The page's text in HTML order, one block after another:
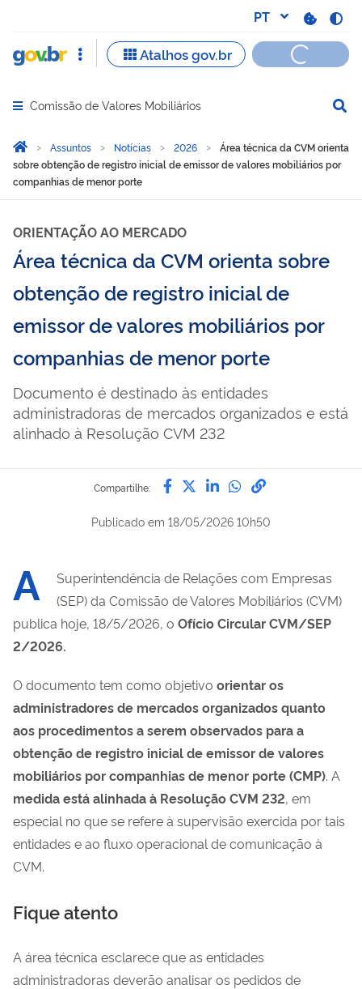
Abrir menu principal de navegação
Comissão de Valores Mobiliários
Você está aqui:
Página Inicial
Assuntos Notícias 2026
Área técnica da CVM orienta
sobre obtenção de registro inicial de emissor de valores mobiliários por
companhias de menor porte
ORIENTAÇÃO AO MERCADO
Área técnica da CVM orienta sobre
obtenção de registro inicial de
emissor de valores mobiliários por
companhias de menor porte
Documento é destinado às entidades
administradoras de mercados organizados e está
alinhado à Resolução CVM 232
Compartilhe: Compartilhe por Facebook
Compartilhe por Twitter
Compartilhe por
Compartilhe
link para
Publicado em 18/05/2026 10h50
A
Superintendência de Relações com Empresas
(SEP) da Comissão de Valores Mobiliários (CVM)
publica hoje, 18/5/2026, o Ofício Circular CVM/SEP
2/2026.
O documento tem como objetivo orientar os
administradores de mercados organizados quanto
aos procedimentos a serem observados para a
obtenção de registro inicial de emissor de valores
mobiliários por companhias de menor porte (CMP). A
medida está alinhada à Resolução CVM 232, em
especial no que se refere à supervisão exercida por tais
entidades e ao fluxo operacional de comunicação à
CVM.
Fique atento
A área técnica esclarece que as entidades
administradoras deverão analisar os pedidos de